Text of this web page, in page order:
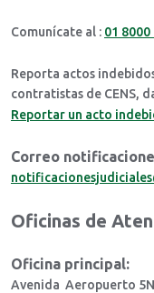
Comunícate al : 01 8000
Reporta actos
contratistas de CENS,
Reportar un acto
Correo
Oficinas de
Oficina principal:
Avenida Aeropuerto